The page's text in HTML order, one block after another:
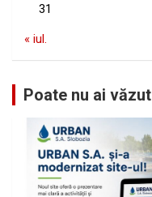
31
« iul.
Poate nu ai văzut